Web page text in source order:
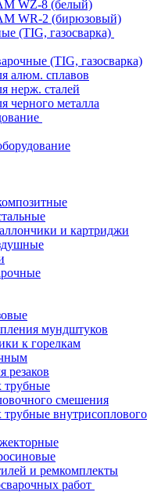
WZ-8 (белый)
WR-2 (бирюзовый)
(TIG, газосварка)
(TIG, газосварка)
алюм. сплавов
нерж. сталей
черного металла
и картриджи
мундштуков
к горелкам
резаков
трубные
смешения
трубные внутрисоплового
и ремкомплекты
работ